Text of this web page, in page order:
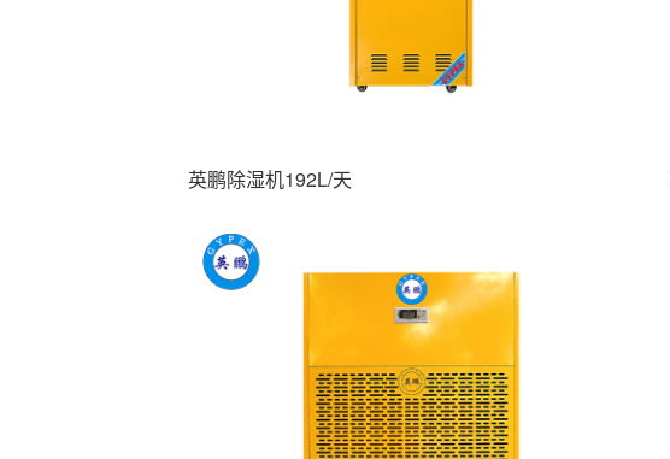
英鹏除湿机192L/天